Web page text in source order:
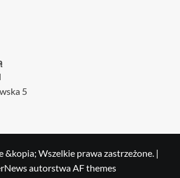
5
&kopia; Wszelkie prawa zastrzeżone. |
autorstwa AF themes